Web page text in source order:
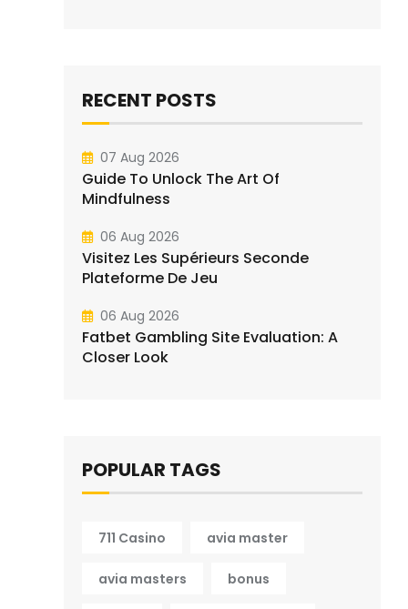
RECENT POSTS
07 Aug 2026
Guide To Unlock The Art Of
Mindfulness
06 Aug 2026
Visitez Les Supérieurs Seconde
Plateforme De Jeu
06 Aug 2026
Fatbet Gambling Site Evaluation: A
Closer Look
POPULAR TAGS
711 Casino avia master
avia masters bonus